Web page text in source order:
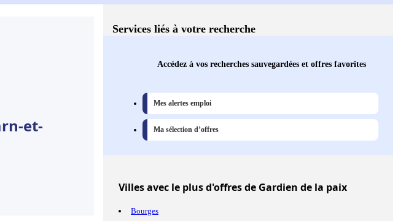
et-
Services liés à votre recherche
Accédez à vos recherches sauvegardées et offres favorites
Mes alertes emploi
Ma sélection d’offres
Villesavec le plus d'offres de Gardien de la paix
Bourges